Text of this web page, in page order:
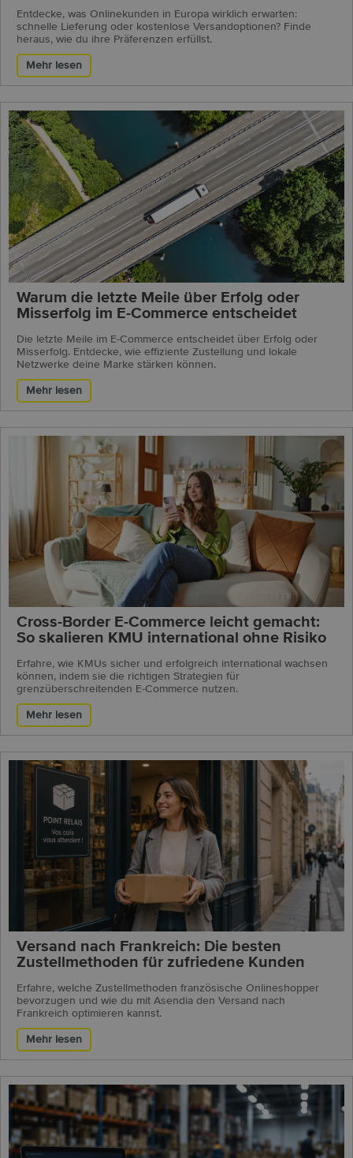
Entdecke, was Onlinekunden in Europa wirklich erwarten:
schnelle Lieferung oder kostenlose Versandoptionen? Finde
heraus, wie du ihre Präferenzen erfüllst.
Mehr lesen
Warum die letzte Meile über Erfolg oder
Misserfolg im E-Commerce entscheidet
Die letzte Meile im E-Commerce entscheidet über Erfolg oder
Misserfolg. Entdecke, wie effiziente Zustellung und lokale
Netzwerke deine Marke stärken können.
Mehr lesen
Cross-Border E-Commerce leicht gemacht:
So skalieren KMU international ohne Risiko
Erfahre, wie KMUs sicher und erfolgreich international wachsen
können, indem sie die richtigen Strategien für
grenzüberschreitenden E-Commerce nutzen.
Mehr lesen
Versand nach Frankreich: Die besten
Zustellmethoden für zufriedene Kunden
Erfahre, welche Zustellmethoden französische Onlineshopper
bevorzugen und wie du mit Asendia den Versand nach
Frankreich optimieren kannst.
Mehr lesen